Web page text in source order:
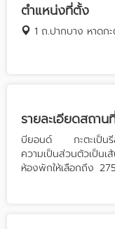
ตำแหน่งที่ตั้ง
1 ถ.ปากบาง หาดก
รายละเอียดสถาน
บียอนด์ กะตะเป็นรีส
ความเป็นส่วนตัวเป็น
ห้องพักให้เลือกถึง
อันดามันและจิบเครื่